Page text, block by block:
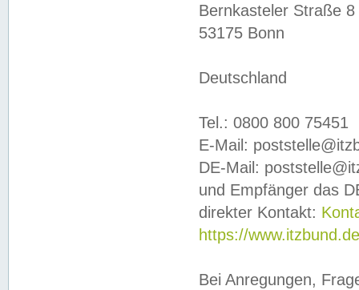
Bernkasteler Straße 8
53175 Bonn
Deutschland
Tel.: 0800 800 75451
E-Mail:
DE-Mail:
und Empfänger das
direkter Kontakt:
https://
Bei Anregungen,